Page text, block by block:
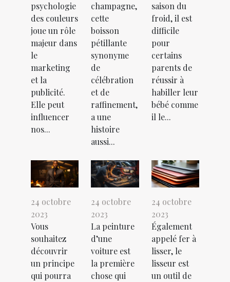
psychologie
des couleurs
joue un rôle
majeur dans
le
marketing
et la
publicité.
Elle peut
influencer
nos...
champagne,
cette
boisson
pétillante
synonyme
de
célébration
et de
raffinement,
a une
histoire
aussi...
saison du
froid, il est
difficile
pour
certains
parents de
réussir à
habiller leur
bébé comme
il le...
24 octobre
2023
Vous
souhaitez
découvrir
un principe
qui pourra
24 octobre
2023
La peinture
d’une
voiture est
la première
chose qui
24 octobre
2023
Également
appelé fer à
lisser, le
lisseur est
un outil de